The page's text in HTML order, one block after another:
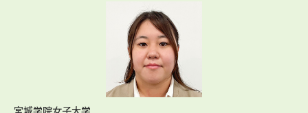
テレメール進学カタログ
訂正のご案内
宮城学院女子大学